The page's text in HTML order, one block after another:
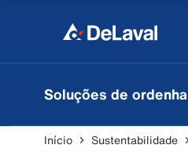
Soluções de ordenha
Início Sustentabilidade